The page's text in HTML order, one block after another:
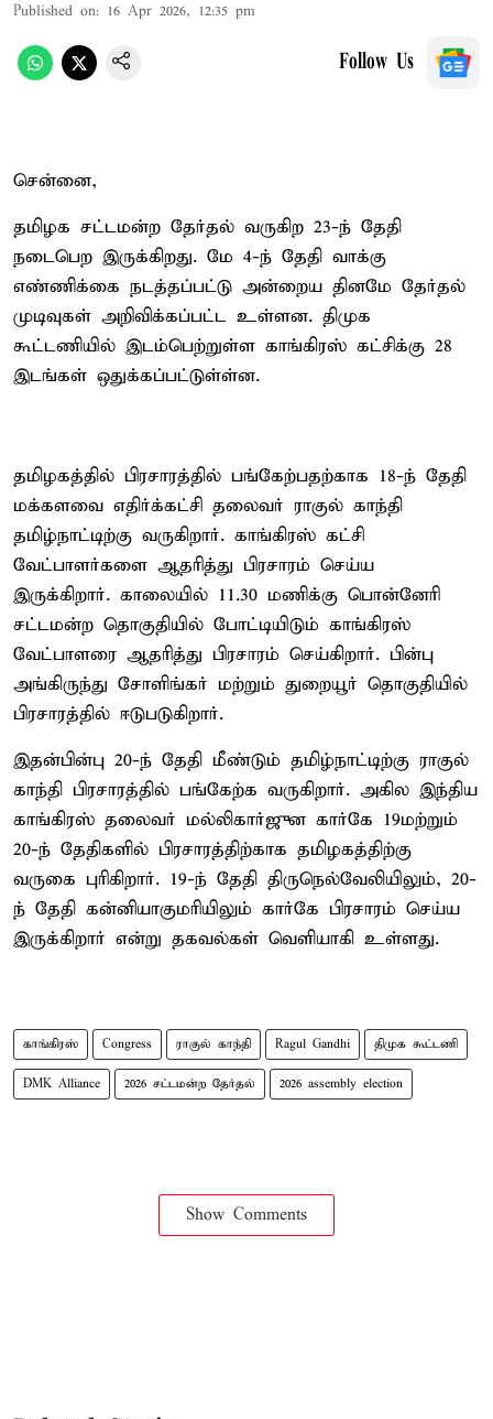
Published on: 16 Apr 2026, 12:35 pm
Follow Us
சென்னை,
தமிழக சட்டமன்ற தேர்தல் வருகிற 23-ந் தேதி
நடைபெற இருக்கிறது. மே 4-ந் தேதி வாக்கு
எண்ணிக்கை நடத்தப்பட்டு அன்றைய தினமே தேர்தல்
முடிவுகள் அறிவிக்கப்பட்ட உள்ளன. திமுக
கூட்டணியில் இடம்பெற்றுள்ள காங்கிரஸ் கட்சிக்கு 28
இடங்கள் ஒதுக்கப்பட்டுள்ள்ன.
தமிழகத்தில் பிரசாரத்தில் பங்கேற்பதற்காக 18-ந் தேதி
மக்களவை எதிர்க்கட்சி தலைவர் ராகுல் காந்தி
தமிழ்நாட்டிற்கு வருகிறார். காங்கிரஸ் கட்சி
வேட்பாளர்களை ஆதரித்து பிரசாரம் செய்ய
இருக்கிறார். காலையில் 11.30 மணிக்கு பொன்னேரி
சட்டமன்ற தொகுதியில் போட்டியிடும் காங்கிரஸ்
வேட்பாளரை ஆதரித்து பிரசாரம் செய்கிறார். பின்பு
அங்கிருந்து சோளிங்கர் மற்றும் துறையூர் தொகுதியில்
பிரசாரத்தில் ஈடுபடுகிறார்.
இதன்பின்பு 20-ந் தேதி மீண்டும் தமிழ்நாட்டிற்கு ராகுல்
காந்தி பிரசாரத்தில் பங்கேற்க வருகிறார். அகில இந்திய
காங்கிரஸ் தலைவர் மல்லிகார்ஜுன கார்கே 19மற்றும்
20-ந் தேதிகளில் பிரசாரத்திற்காக தமிழகத்திற்கு
வருகை புரிகிறார். 19-ந் தேதி திருநெல்வேலியிலும், 20-
ந் தேதி கன்னியாகுமரியிலும் கார்கே பிரசாரம் செய்ய
இருக்கிறார் என்று தகவல்கள் வெளியாகி உள்ளது.
காங்கிரஸ் Congress ராகுல் காந்தி Ragul Gandhi திமுக கூட்டணி
DMK Alliance 2026 சட்டமன்ற தேர்தல் 2026 assembly election
Show Comments